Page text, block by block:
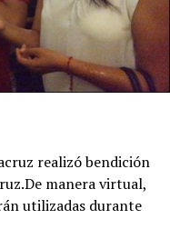
realizó bendición
manera virtual,
utilizadas durante